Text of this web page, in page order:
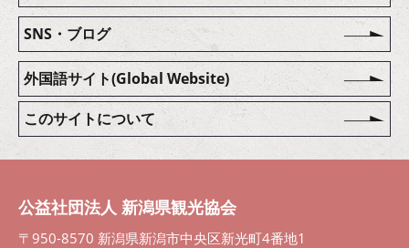
SNS・ブログ
外国語サイト(Global Website)
このサイトについて
公益社団法人 新潟県観光協会
〒950-8570 新潟県新潟市中央区新光町4番地1